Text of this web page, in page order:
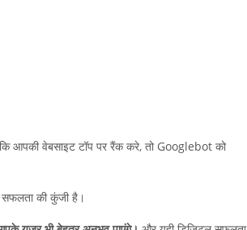
आपकी वेबसाइट टॉप पर रैंक करे, तो Googlebot को
की कुंजी है।